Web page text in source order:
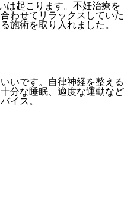
は起こります。不妊治療を
わせてリラックスしていた
施術を取り入れました。
いです。自律神経を整える
分な睡眠、適度な運動など
イス。